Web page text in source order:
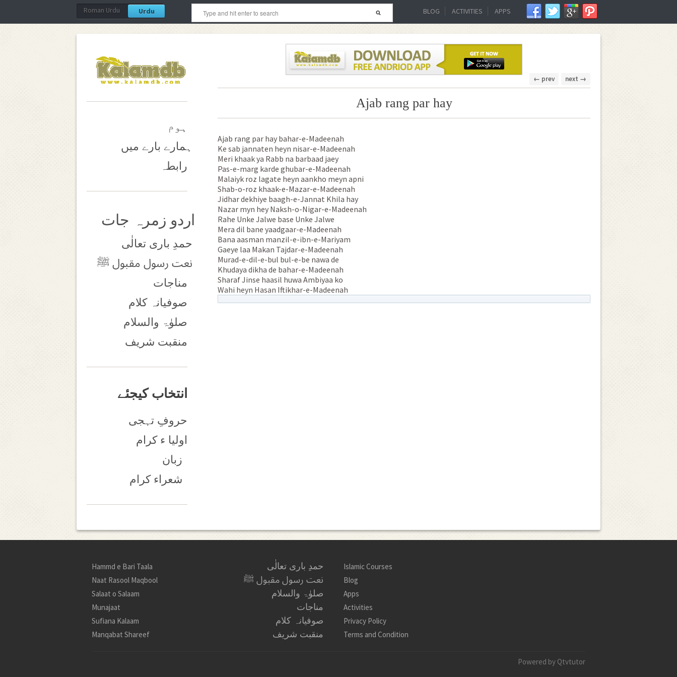
Roman Urdu Urdu BLOG ACTIVITIES APPS
ہوم
ہمارے بارے میں
رابطہ
اردو زمرہ جات
حمدِ باری تعالٰی
نعت رسول مقبول ﷺ
مناجات
صوفیانہ کلام
صلوٰۃ والسلام
منقبت شریف
انتخاب کیجئے
حروفِ تہجی
اولیا ء کرام
زبان
شعراء کرام
← prev next →
Ajab rang par hay
Ajab rang par hay bahar-e-Madeenah
Ke sab jannaten heyn nisar-e-Madeenah
Meri khaak ya Rabb na barbaad jaey
Pas-e-marg karde ghubar-e-Madeenah
Malaiyk roz lagate heyn aankho meyn apni
Shab-o-roz khaak-e-Mazar-e-Madeenah
Jidhar dekhiye baagh-e-Jannat Khila hay
Nazar myn hey Naksh-o-Nigar-e-Madeenah
Rahe Unke Jalwe base Unke Jalwe
Mera dil bane yaadgaar-e-Madeenah
Bana aasman manzil-e-ibn-e-Mariyam
Gaeye laa Makan Tajdar-e-Madeenah
Murad-e-dil-e-bul bul-e-be nawa de
Khudaya dikha de bahar-e-Madeenah
Sharaf Jinse haasil huwa Ambiyaa ko
Wahi heyn Hasan Iftikhar-e-Madeenah
Hammd e Bari Taala
Naat Rasool Maqbool
Salaat o Salaam
Munajaat
Sufiana Kalaam
Manqabat Shareef
حمدِ باری تعالٰی
نعت رسول مقبول ﷺ
صلوٰۃ والسلام
مناجات
صوفیانہ کلام
منقبت شریف
Islamic Courses
Blog
Apps
Activities
Privacy Policy
Terms and Condition
Powered by Qtvtutor